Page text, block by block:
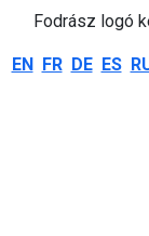
Fodrász logó
EN FR DE ES